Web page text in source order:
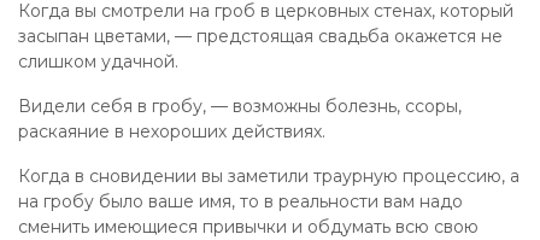
Когда вы смотрели на гроб в церковных стенах, который
засыпан цветами, — предстоящая свадьба окажется не
слишком удачной.
Видели себя в гробу, — возможны болезнь, ссоры,
раскаяние в нехороших действиях.
Когда в сновидении вы заметили траурную процессию, а
на гробу было ваше имя, то в реальности вам надо
сменить имеющиеся привычки и обдумать всю свою